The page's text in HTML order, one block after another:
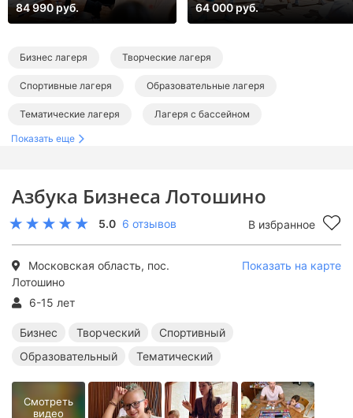
Азбука Бизнеса Лотошино
5.0 6 отзывов В избранное
Московская область, пос.
Лотошино
Показать на карте
6-15 лет
Бизнес Творческий
Спортивный
Образовательный
Тематический
Смотреть
видео
84 990 руб. 64 000 руб.
Бизнес лагеря Творческие лагеря
Спортивные лагеря Образовательные лагеря
Тематические лагеря Лагеря с бассейном
Лагеря в Подмосковье
Спортивные лагеря в Подмосковье
Образовательные лагеря в Подмосковье
Лагеря с бассейном в Подмосковье
Показать еще